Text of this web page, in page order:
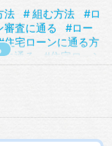
法 組む方法
ロ
審査に通る
ロー
住宅ローンに通る方
通る
住宅ローン
方法
った
借金あって